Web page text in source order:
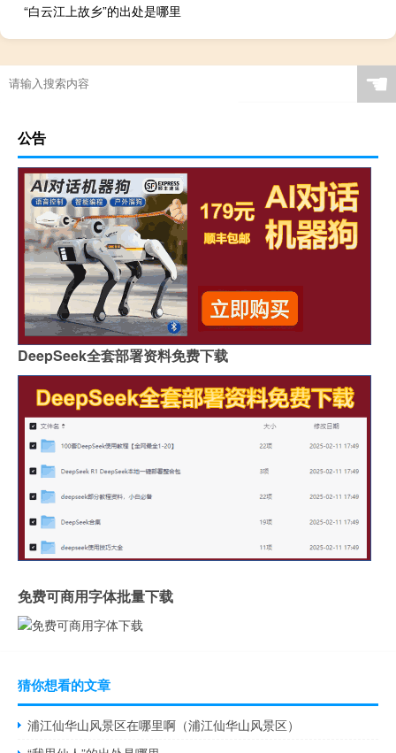
“白云江上故乡”的出处是哪里
☚
公告
DeepSeek全套部署资料免费下载
免费可商用字体批量下载
猜你想看的文章
浦江仙华山风景区在哪里啊（浦江仙华山风景区）